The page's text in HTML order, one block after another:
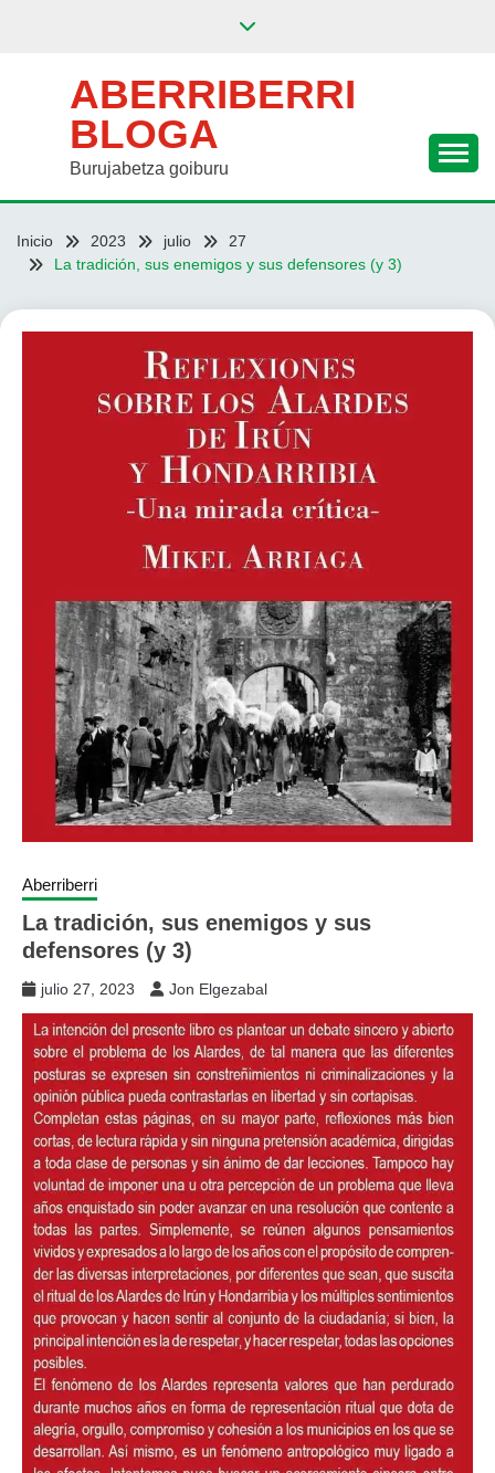
ABERRIBERRI
BLOGA
Burujabetza goiburu
Inicio 2023 julio
27
La tradición, sus enemigos y sus defensores (y 3)
Aberriberri
La tradición, sus enemigos y sus
defensores (y 3)
julio 27, 2023 Jon Elgezabal